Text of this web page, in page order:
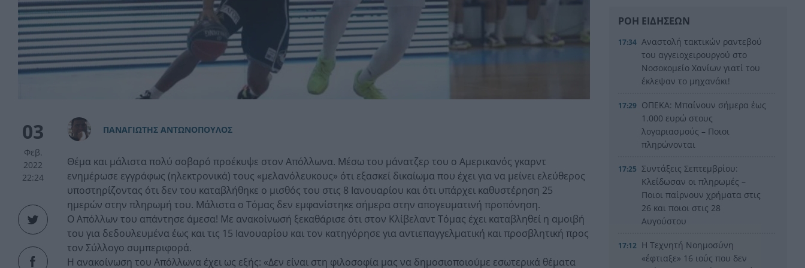
03
Φεβ.
2022
22:24
ΠAΝΑΓΙΩΤΗΣ ΑΝΤΩΝΟΠΟΥΛΟΣ
Θέμα και μάλιστα πολύ σοβαρό προέκυψε στον Απόλλωνα. Μέσω του μάνατζερ του ο Αμερικανός γκαρντ
ενημέρωσε εγγράφως (ηλεκτρονικά) τους «μελανόλευκους» ότι εξασκεί δικαίωμα που έχει για να μείνει ελεύθερος
υποστηρίζοντας ότι δεν του καταβλήθηκε ο μισθός του στις 8 Ιανουαρίου και ότι υπάρχει καθυστέρηση 25
ημερών στην πληρωμή του. Μάλιστα ο Τόμας δεν εμφανίστηκε σήμερα στην απογευματινή προπόνηση.
Ο Απόλλων του απάντησε άμεσα! Με ανακοίνωσή ξεκαθάρισε ότι στον Κλίβελαντ Τόμας έχει καταβληθεί η αμοιβή
του για δεδουλευμένα έως και τις 15 Ιανουαρίου και τον κατηγόρησε για αντιεπαγγελματική και προσβλητική προς
τον Σύλλογο συμπεριφορά.
Η ανακοίνωση του Απόλλωνα έχει ως εξής: «Δεν είναι στη φιλοσοφία μας να δημοσιοποιούμε εσωτερικά θέματα
ΡΟΗ ΕΙΔΗΣΕΩΝ
17:34 Aναστολή τακτικών ραντεβού
του αγγειοχειρουργού στο
Νοσοκομείο Χανίων γιατί του
έκλεψαν το μηχανάκι!
17:29 ΟΠΕΚΑ: Μπαίνουν σήμερα έως
1.000 ευρώ στους
λογαριασμούς – Ποιοι
πληρώνονται
17:25 Συντάξεις Σεπτεμβρίου:
Κλείδωσαν οι πληρωμές –
Ποιοι παίρνουν χρήματα στις
26 και ποιοι στις 28
Αυγούστου
17:12 Η Τεχνητή Νοημοσύνη
«έφτιαξε» 16 ιούς που δεν